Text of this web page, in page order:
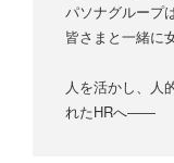
パソナグループは
皆さまと一緒に
人を活かし、人
れたHRへ――